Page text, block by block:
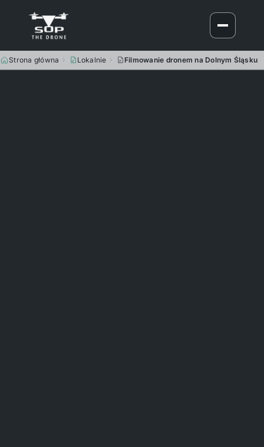
Strona główna Lokalnie Filmowanie dronem na Dolnym Śląsku